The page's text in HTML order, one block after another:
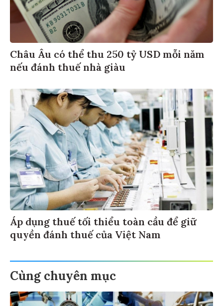
Châu Âu có thể thu 250 tỷ USD mỗi năm
nếu đánh thuế nhà giàu
Áp dụng thuế tối thiểu toàn cầu để giữ
quyền đánh thuế của Việt Nam
Cùng chuyên mục